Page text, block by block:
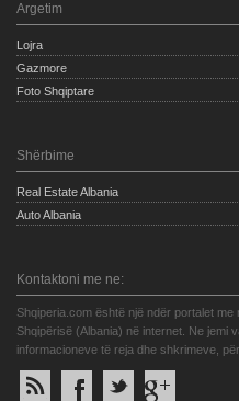
Argetim
Lojra
Gazmore
Foto Shqiptare
Shërbime
Real Estate Albania
Auto Albania
Kontaktoni me ne:
Shqiperia.com është një ndër portalet
Shqipërisë (Albania) në internet. Ne jemi
informacioneve të reja dhe shkrimeve,